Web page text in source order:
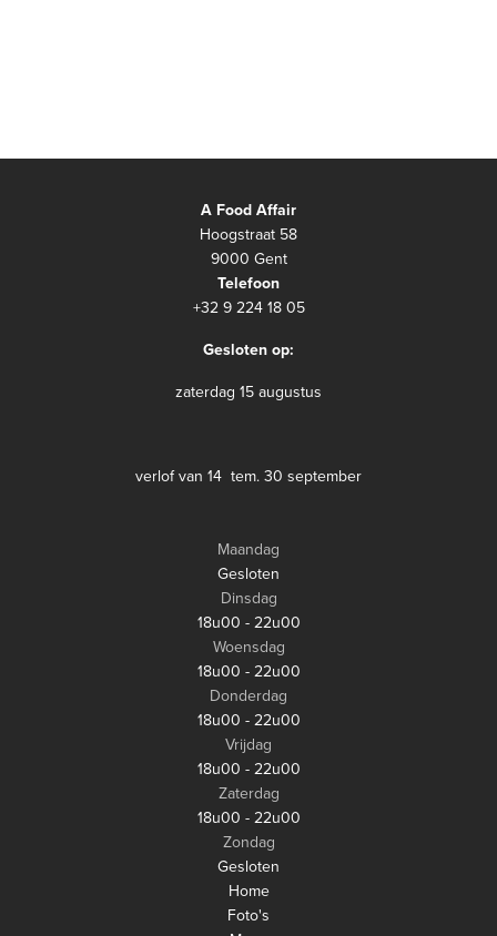
A Food Affair
Hoogstraat 58
9000 Gent
Telefoon
+32 9 224 18 05
Gesloten op:
zaterdag 15 augustus
verlof van 14 tem. 30 september
Maandag
Gesloten
Dinsdag
18u00 - 22u00
Woensdag
18u00 - 22u00
Donderdag
18u00 - 22u00
Vrijdag
18u00 - 22u00
Zaterdag
18u00 - 22u00
Zondag
Gesloten
Home
Foto's